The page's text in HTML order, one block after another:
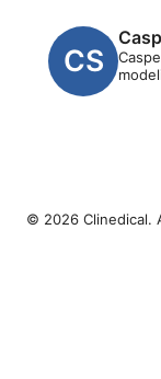
© 2026 Clinedical.